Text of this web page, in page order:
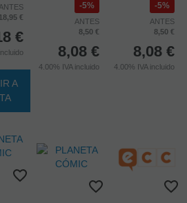
ANTES
18,95 €
€
A
5%
ANTES
8,50 €
8,08 €
4.00% IVA incluido
5%
ANTES
8,50 €
8,08 €
4.00% IVA incluido